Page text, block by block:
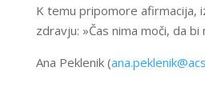
K temu pripomore afirmacija,
zdravju: »Čas nima moči, da
Ana Peklenik (